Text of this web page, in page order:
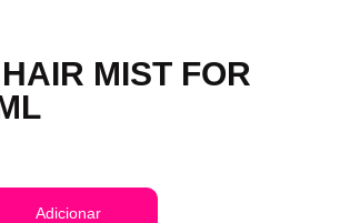
MIST FOR
Adicionar